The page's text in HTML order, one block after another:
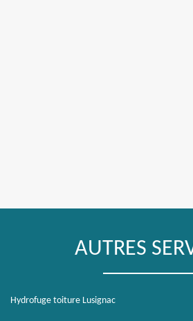
AUTRES
Hydrofuge toiture Lusignac